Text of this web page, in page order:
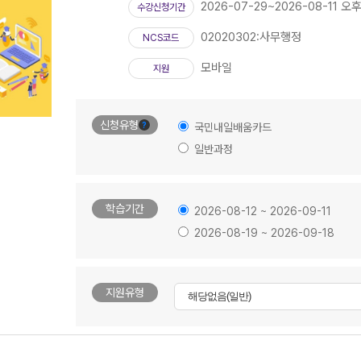
수강신청기간 2026-07-29~2026-08-11 오
NCS코드 02020302:사무행정
지원 모바일
신청유형 ?
국민내일배움카드
일반과정
학습기간
2026-08-12 ~ 2026-09-11
2026-08-19 ~ 2026-09-18
지원유형